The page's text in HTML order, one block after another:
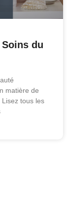
du
matière de
tous les